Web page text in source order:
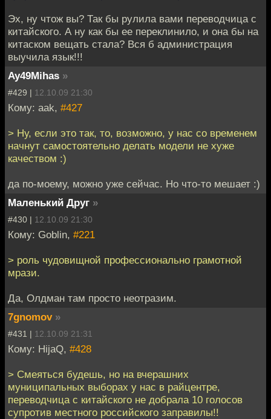
Эх, ну чтож вы? Так бы рулила вами переводчица с
китайского. А ну как бы ее переклинило, и она бы на
китаском вещать стала? Вся б администрация
выучила язык!!!
Ay49Mihas »
#429 | 12.10.09 21:30
Кому: aak, #427
> Ну, если это так, то, возможно, у нас со временем
начнут самостоятельно делать модели не хуже
качеством :)
да по-моему, можно уже сейчас. Но что-то мешает :)
Маленький Друг »
#430 | 12.10.09 21:30
Кому: Goblin, #221
> роль чудовищной профессионально грамотной
мрази.
Да, Олдман там просто неотразим.
7gnomov »
#431 | 12.10.09 21:31
Кому: HijaQ, #428
> Смеяться будешь, но на вчерашних
муниципальных выборах у нас в райцентре,
переводчица с китайского не добрала 10 голосов
супротив местного российского заправилы!!